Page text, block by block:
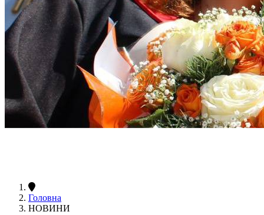
Головна
НОВИНИ